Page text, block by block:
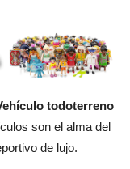
todoterreno
son el alma del
de lujo.